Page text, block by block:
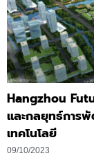
Hangzhou
และกลยุทธ์การ
เทคโนโลยี
09/10/2023